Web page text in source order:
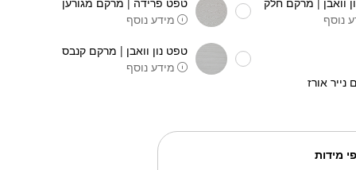
נוסף
מידע נוסף
אורז
טפט נון וואבן | מרקם קנבס
מידע נוסף
מידות